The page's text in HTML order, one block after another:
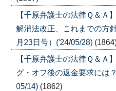
【千原弁護士の法律Ｑ＆
解消法改正、これまでの方
月23日号）('24/05/28)
【千原弁護士の法律Ｑ＆
グ・オフ後の返金要求には
05/14) (1862)